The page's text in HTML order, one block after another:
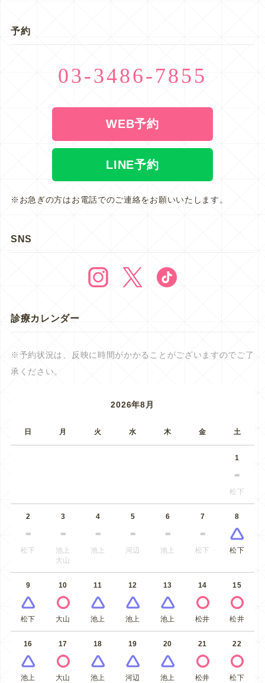
予約
03-3486-7855
WEB予約
LINE予約
※お急ぎの方はお電話でのご連絡をお願いいたします。
SNS
診療カレンダー
※予約状況は、反映に時間がかかることがございますのでご了
承ください。
2026年8月
日 月 火 水 木 金 土
1
松下
2
松下
3
池上
大山
4
池上
5
河辺
6
池上
7
松下
8
松下
9
松下
10
大山
11
池上
12
池上
13
池上
14
松井
15
松井
16
池上
17
大山
18
池上
19
河辺
20
池上
21
松井
22
松下